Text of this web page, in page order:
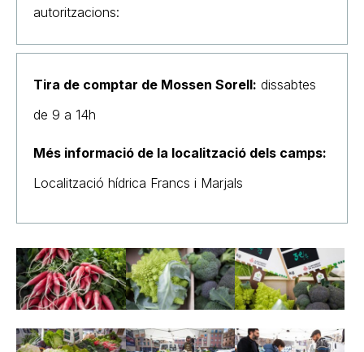
autoritzacions:
Tira de comptar de Mossen Sorell: dissabtes
de 9 a 14h
Més informació de la localització dels camps:
Localització hídrica Francs i Marjals